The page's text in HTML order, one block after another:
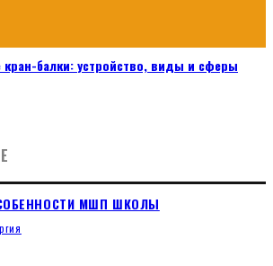
кран-балки: устройство, виды и сферы
МШП ШКОЛЫ